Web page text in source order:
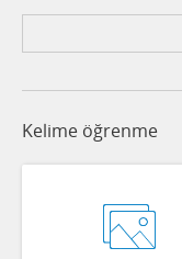
Kelime öğrenme